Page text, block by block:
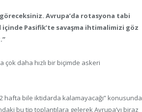
göreceksiniz. Avrupa’da rotasyona tabi
Pasifik’te savaşma ihtimalimizi göz
çok daha hızlı bir biçimde askeri
hafta bile iktidarda kalamayacağı” konusunda
bu tip toplantılara gelerek Avrupa’yı biraz